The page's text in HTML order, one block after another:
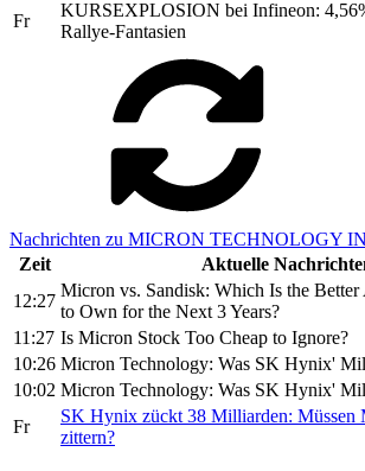
Fr
KURSEXPLOSION bei Infineon:
Rallye-Fantasien
Nachrichten zu MICRON TECHNOLOGY
Zeit
Aktuelle
12:27
Micron vs. Sandisk: Which Is the
to Own for the Next 3 Years?
11:27 Is Micron Stock Too Cheap to Ignore?
10:26 Micron Technology: Was SK Hynix'
10:02 Micron Technology: Was SK Hynix'
Fr
SK Hynix zückt 38 Milliarden: Müssen
zittern?